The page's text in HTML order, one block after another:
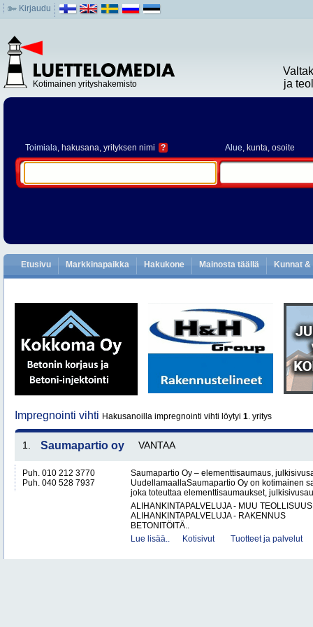
Kirjaudu
Kotimainen yrityshakemisto
ja
Toimiala, hakusana, yrityksen nimi ? Alue, kunta, osoite
Etusivu Markkinapaikka Hakukone Mainosta täällä Kunnat
Impregnointi vihti Hakusanoilla impregnointi vihti löytyi 1. yritys
1. Saumapartio oy VANTAA
Puh. 010 212 3770
Puh. 040 528 7937
Saumapartio Oy – elementtisaumaus,
UudellamaallaSaumapartio Oy on kotimainen
joka toteuttaa elementtisaumaukset,
ALIHANKINTAPALVELUJA - MUU TEOLLISUUS
ALIHANKINTAPALVELUJA - RAKENNUS
BETONITÖITÄ..
Lue lisää..
Kotisivut Tuotteet ja palvelut